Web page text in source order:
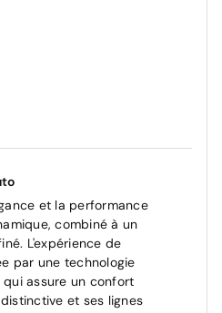
et la performance
combiné à un
L'expérience de
par une technologie
assure un confort
et ses lignes